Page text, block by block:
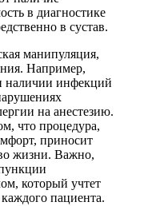
в диагностике
в сустав.
манипуляция,
Например,
наличии инфекций
на анестезию.
что процедура,
приносит
жизни. Важно,
который учтет
пациента.